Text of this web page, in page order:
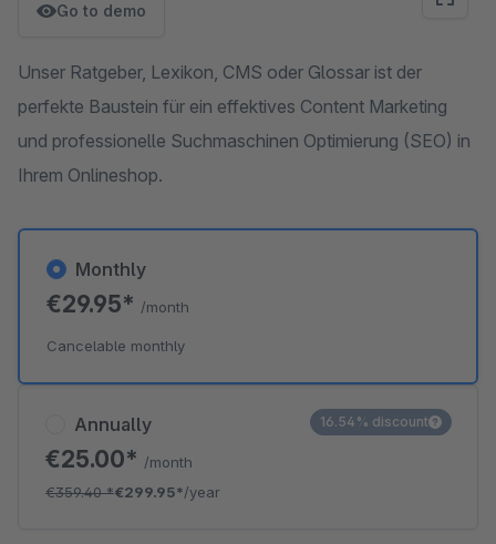
Go to demo
Unser Ratgeber, Lexikon, CMS oder Glossar ist der
perfekte Baustein für ein effektives Content Marketing
und professionelle Suchmaschinen Optimierung (SEO) in
Ihrem Onlineshop.
Annually
€25.00* /month
€359.40*€299.95*/year
16.54% discount
Monthly
€29.95* /month
Cancelable monthly